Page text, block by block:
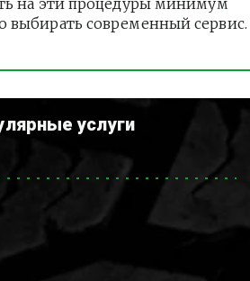
на эти процедуры минимум
выбирать современный сервис.
услуги